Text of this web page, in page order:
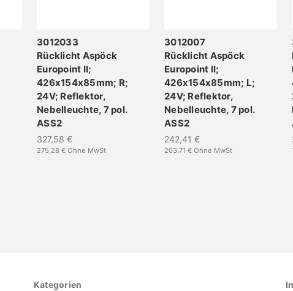
3012033
Rücklicht Aspöck
Europoint II;
426x154x85mm; R;
24V; Reflektor,
Nebelleuchte, 7 pol.
ASS2
327,58 €
275,28 € Ohne MwSt
3012007
Rücklicht Aspöck
Europoint II;
426x154x85mm; L;
24V; Reflektor,
Nebelleuchte, 7 pol.
ASS2
242,41 €
203,71 € Ohne MwSt
Kategorien